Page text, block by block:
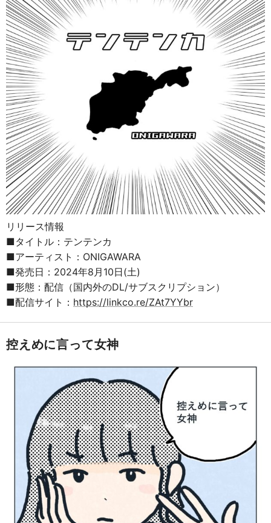
リリース情報
■タイトル：テンテンカ
■アーティスト：ONIGAWARA
■発売日：2024年8月10日(土)
■形態：配信（国内外のDL/サブスクリプション）
■配信サイト： https://linkco.re/ZAt7YYbr
控えめに言って女神